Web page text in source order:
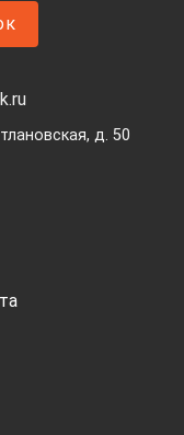
д. 50